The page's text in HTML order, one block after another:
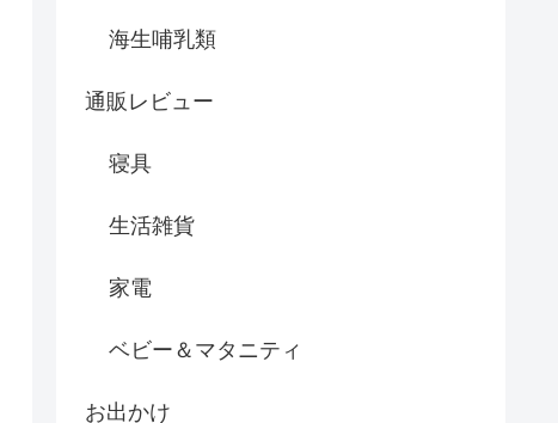
海生哺乳類
通販レビュー
寝具
生活雑貨
家電
ベビー＆マタニティ
お出かけ